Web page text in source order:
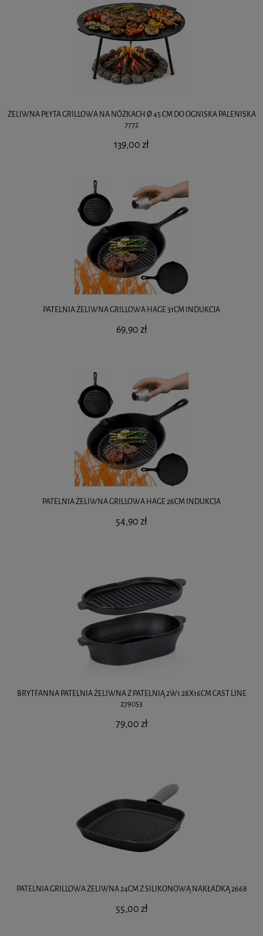
ŻELIWNA PŁYTA GRILLOWA NA NÓŻKACH Ø 45 CM DO OGNISKA PALENISKA
7772
139,00 zł
PATELNIA ŻELIWNA GRILLOWA HAGE 31CM INDUKCJA
69,90 zł
PATELNIA ŻELIWNA GRILLOWA HAGE 26CM INDUKCJA
54,90 zł
BRYTFANNA PATELNIA ŻELIWNA Z PATELNIĄ 2W1 28X16CM CAST LINE
279053
79,00 zł
PATELNIA GRILLOWA ŻELIWNA 24CM Z SILIKONOWĄ NAKŁADKĄ 2668
55,00 zł